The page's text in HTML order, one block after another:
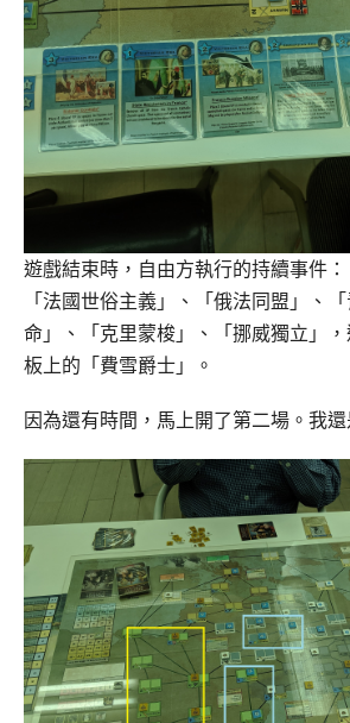
遊戲結束時，自由方執行的持續事件：
「法國世俗主義」、「俄法同盟」、
命」、「克里蒙梭」、「挪威獨立」
板上的「費雪爵士」。
因為還有時間，馬上開了第二場。我還